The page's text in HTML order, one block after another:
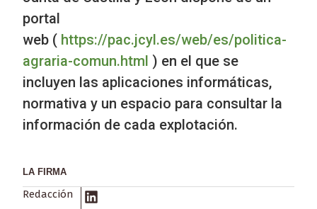
portal
web ( https://pac.jcyl.es/web/es/politica-
agraria-comun.html ) en el que se
incluyen las aplicaciones informáticas,
normativa y un espacio para consultar la
información de cada explotación.
LA FIRMA
Redacción